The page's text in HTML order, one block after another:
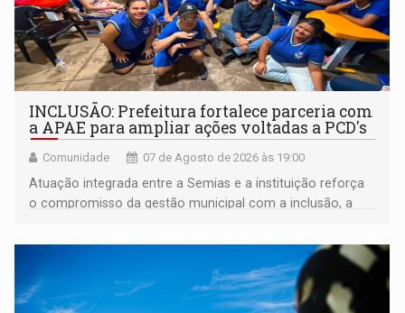
INCLUSÃO: Prefeitura fortalece parceria com
a APAE para ampliar ações voltadas a PCD's
Comunidade 07 de Agosto de 2026 às 19:00
Atuação integrada entre a Semias e a instituição reforça
o compromisso da gestão municipal com a inclusão, a